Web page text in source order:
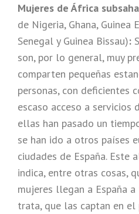
Mujeres de África
de Nigeria, Ghana, Guinea
Senegal y Guinea Bissau):
son, por lo general, muy
comparten pequeñas
personas, con deficientes
escaso acceso a servicios
ellas han pasado un
se han ido a otros países
ciudades de España.
indica, entre otras cosas,
mujeres llegan a España
trata, que las captan en